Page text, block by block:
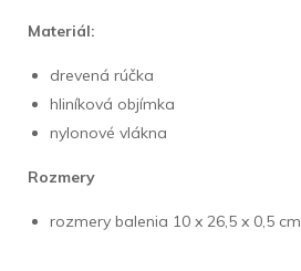
Materiál:
drevená rúčka
hliníková objímka
nylonové vlákna
Rozmery
rozmery balenia 10 x 26,5 x 0,5 cm